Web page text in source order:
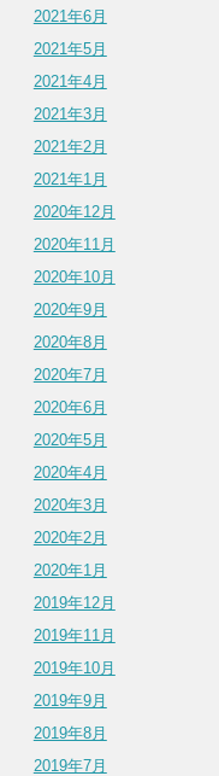
2021年6月
2021年5月
2021年4月
2021年3月
2021年2月
2021年1月
2020年12月
2020年11月
2020年10月
2020年9月
2020年8月
2020年7月
2020年6月
2020年5月
2020年4月
2020年3月
2020年2月
2020年1月
2019年12月
2019年11月
2019年10月
2019年9月
2019年8月
2019年7月